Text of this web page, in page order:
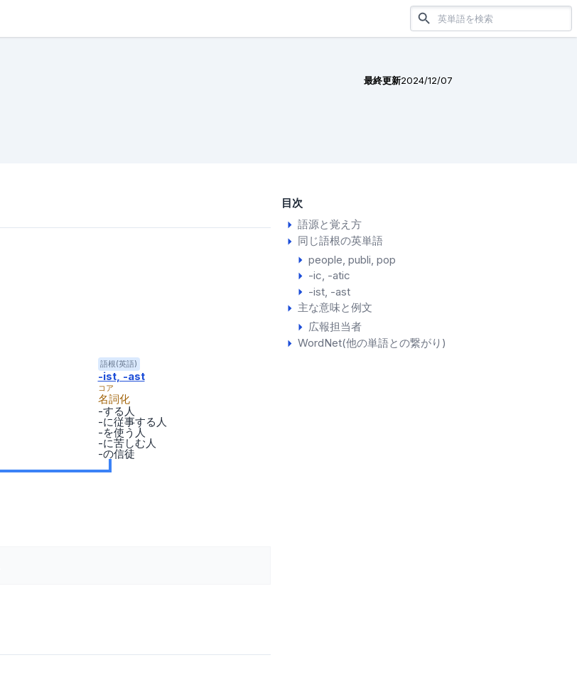
最終更新2024/12/07
目次
語源と覚え方
同じ語根の英単語
people publi pop
-ic, -atic
-ist, -ast
主な意味と例文
広報担当者
WordNet(他の単語との繋がり)
語根(英語)
-ist, -ast
コア
名詞化
-する人
-に従事する人
-を使う人
-に苦しむ人
-の信徒